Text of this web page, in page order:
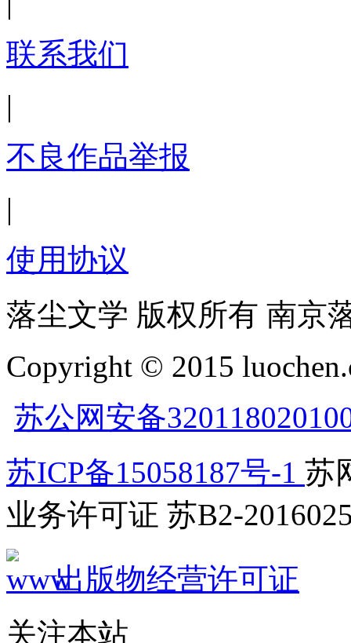
联系我们
|
不良作品举报
|
使用协议
落尘文学 版权所有 南京
Copyright © 2015
苏公网安备
苏ICP备15058187号-1 苏
业务许可证 苏B2-
出版物经营许可证
关注本站